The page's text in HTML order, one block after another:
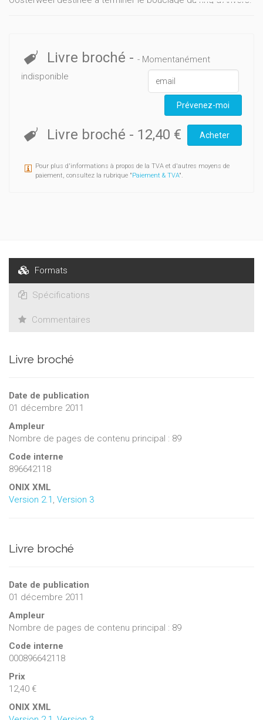
n’est pas encore clos. Différentes phases se sont succédé
au gré des rapports de force politiques et économiques. Le
dossier Oosterweel présente un intérêt qui transcende
largement son ancrage local et ses aspects techniques. Il
touche en particulier aux questions relatives aux modes de
participation à la décision politique, aux relations entre les
pouvoirs publics et le secteur privé, et aux rapports centre-
périphérie dans le contexte flamand.Serge Govaert aborde le
participation à la décision politique. Après un exposé des
faits et des points de conflit, il aborde successivement le
Livre broché - - Momentanément
indisponible
Prévenez-moi
Livre broché - 12,40 € Acheter
Pour plus d'informations à propos de la TVA et d'autres moyens de
paiement, consultez la rubrique "Paiement & TVA".
Formats
Spécifications
Commentaires
Livre broché
Date de publication
01 décembre 2011
Ampleur
Nombre de pages de contenu principal : 89
Code interne
896642118
ONIX XML
Version 2.1 , Version 3
Livre broché
Date de publication
01 décembre 2011
Ampleur
Nombre de pages de contenu principal : 89
Code interne
000896642118
Prix
12,40 €
ONIX XML